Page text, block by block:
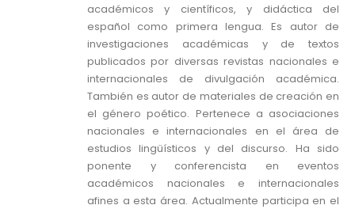
académicos y científicos, y didáctica del
español como primera lengua. Es autor de
investigaciones académicas y de textos
publicados por diversas revistas nacionales e
internacionales de divulgación académica.
También es autor de materiales de creación en
el género poético. Pertenece a asociaciones
nacionales e internacionales en el área de
estudios lingüísticos y del discurso. Ha sido
ponente y conferencista en eventos
académicos nacionales e internacionales
afines a esta área. Actualmente participa en el